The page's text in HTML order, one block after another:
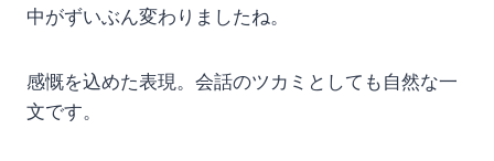
中がずいぶん変わりましたね。
感慨を込めた表現。会話のツカミとしても自然な一
文です。